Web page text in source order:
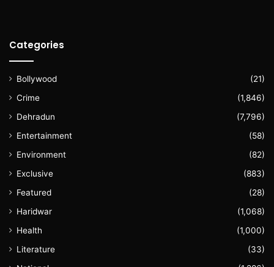
Categories
Bollywood
(21)
Crime
(1,846)
Dehradun
(7,796)
Entertainment
(58)
Environment
(82)
Exclusive
(883)
Featured
(28)
Haridwar
(1,068)
Health
(1,000)
Literature
(33)